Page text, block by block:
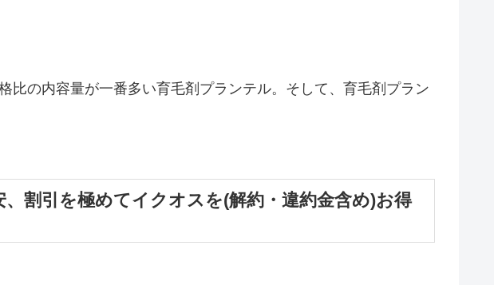
比の内容量が一番多い育毛剤プランテル。そして、育毛剤プラン
割引を極めてイクオスを(解約・違約金含め)お得